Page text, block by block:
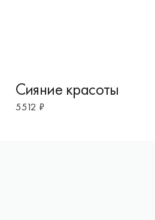
Сияние красоты
5512 ₽